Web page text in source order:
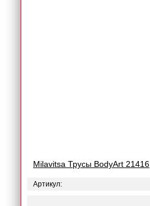
Milavitsa Трусы BodyArt 21416
Артикул: